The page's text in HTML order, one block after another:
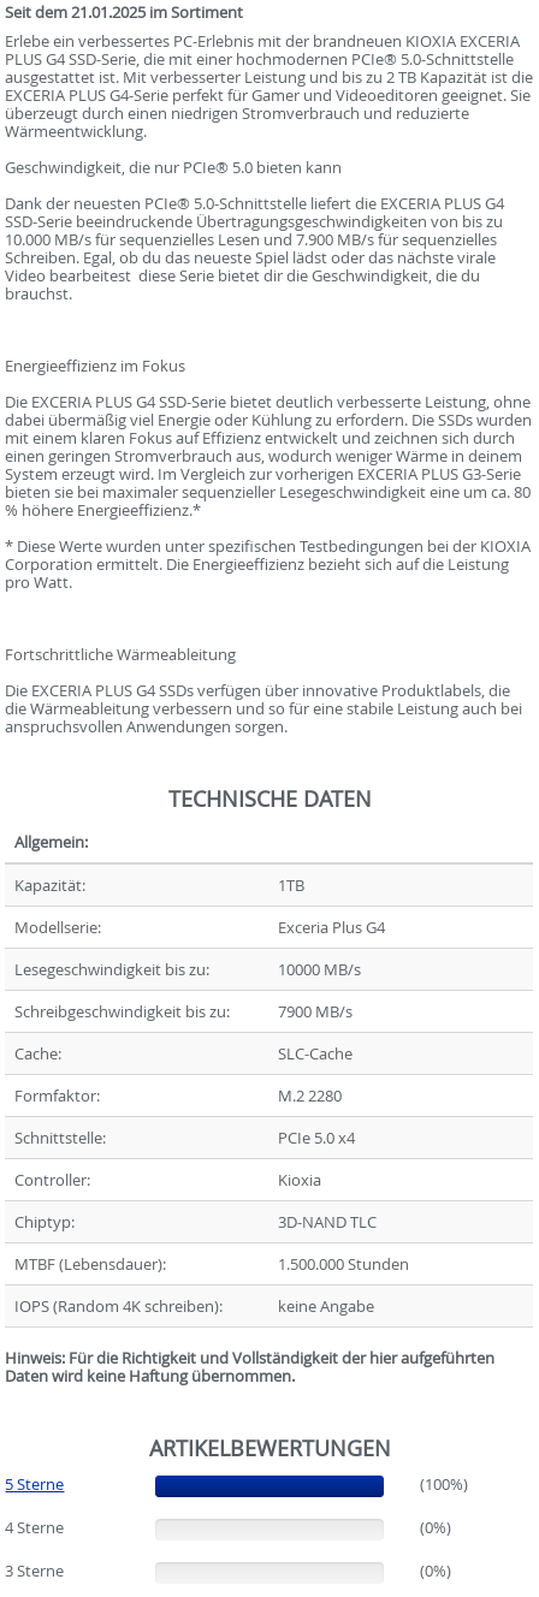
Seit dem 21.01.2025 im Sortiment
Erlebe ein verbessertes PC-Erlebnis mit der brandneuen KIOXIA EXCERIA
PLUS G4 SSD-Serie, die mit einer hochmodernen PCIe® 5.0-Schnittstelle
ausgestattet ist. Mit verbesserter Leistung und bis zu 2 TB Kapazität ist die
EXCERIA PLUS G4-Serie perfekt für Gamer und Videoeditoren geeignet. Sie
überzeugt durch einen niedrigen Stromverbrauch und reduzierte
Wärmeentwicklung.
Geschwindigkeit, die nur PCIe® 5.0 bieten kann
Dank der neuesten PCIe® 5.0-Schnittstelle liefert die EXCERIA PLUS G4
SSD-Serie beeindruckende Übertragungsgeschwindigkeiten von bis zu
10.000 MB/s für sequenzielles Lesen und 7.900 MB/s für sequenzielles
Schreiben. Egal, ob du das neueste Spiel lädst oder das nächste virale
Video bearbeitest  diese Serie bietet dir die Geschwindigkeit, die du
brauchst.
Energieeffizienz im Fokus
Die EXCERIA PLUS G4 SSD-Serie bietet deutlich verbesserte Leistung, ohne
dabei übermäßig viel Energie oder Kühlung zu erfordern. Die SSDs wurden
mit einem klaren Fokus auf Effizienz entwickelt und zeichnen sich durch
einen geringen Stromverbrauch aus, wodurch weniger Wärme in deinem
System erzeugt wird. Im Vergleich zur vorherigen EXCERIA PLUS G3-Serie
bieten sie bei maximaler sequenzieller Lesegeschwindigkeit eine um ca. 80
% höhere Energieeffizienz.*
* Diese Werte wurden unter spezifischen Testbedingungen bei der KIOXIA
Corporation ermittelt. Die Energieeffizienz bezieht sich auf die Leistung
pro Watt.
Fortschrittliche Wärmeableitung
Die EXCERIA PLUS G4 SSDs verfügen über innovative Produktlabels, die
die Wärmeableitung verbessern und so für eine stabile Leistung auch bei
anspruchsvollen Anwendungen sorgen.
TECHNISCHE DATEN
Allgemein:
Kapazität:
1TB
Modellserie:
Exceria Plus G4
Lesegeschwindigkeit bis zu:
10000 MB/s
Schreibgeschwindigkeit bis zu:
7900 MB/s
Cache:
SLC-Cache
Formfaktor:
M.2 2280
Schnittstelle:
PCIe 5.0 x4
Controller:
Kioxia
Chiptyp:
3D-NAND TLC
MTBF (Lebensdauer):
1.500.000 Stunden
IOPS (Random 4K schreiben):
keine Angabe
Hinweis: Für die Richtigkeit und Vollständigkeit der hier aufgeführten
Daten wird keine Haftung übernommen.
ARTIKELBEWERTUNGEN
5 Sterne (100%)
(100%)
4 Sterne
(0%)
3 Sterne
(0%)